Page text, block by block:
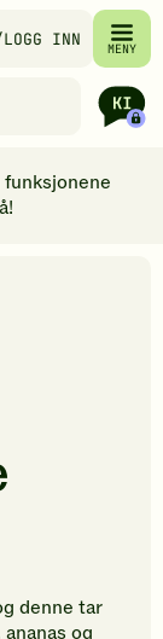
INN MENY
denne tar
og